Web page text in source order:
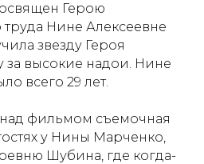
Герою
Нине Алексеевне
звезду Героя
за высокие надои. Нине
всего 29 лет.
фильмом съемочная
у Нины Марченко,
Шубина, где когда-